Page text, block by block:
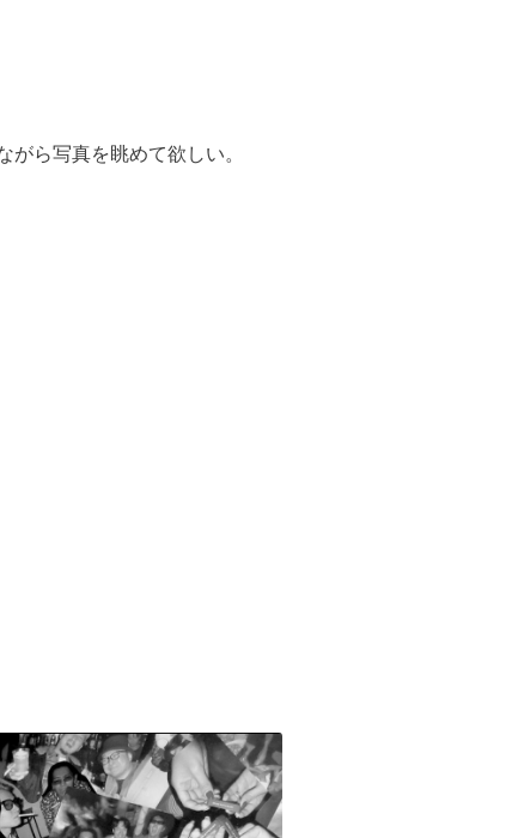
ら写真を眺めて欲しい。